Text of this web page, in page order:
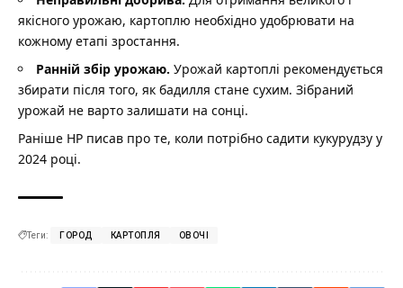
якісного урожаю, картоплю необхідно удобрювати на
кожному етапі зростання.
Ранній збір урожаю. Урожай картоплі рекомендується
збирати після того, як бадилля стане сухим. Зібраний
урожай не варто залишати на сонці.
Раніше НР писав про те, коли потрібно садити кукурудзу у
2024 році.
Теги: ГОРОД КАРТОПЛЯ ОВОЧІ